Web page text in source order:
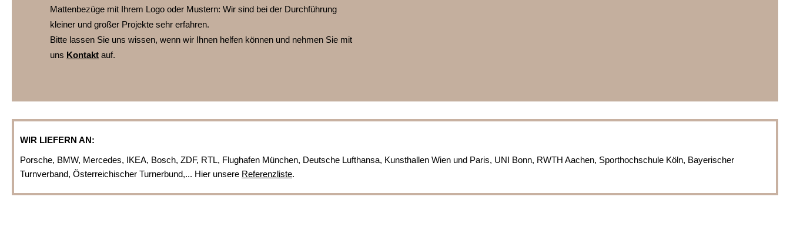
Mattenbezüge mit Ihrem Logo oder Mustern: Wir sind bei der Durchführung
kleiner und großer Projekte sehr erfahren.
Bitte lassen Sie uns wissen, wenn wir Ihnen helfen können und nehmen Sie mit
uns Kontakt auf.
WIR LIEFERN AN:
Porsche, BMW, Mercedes, IKEA, Bosch, ZDF, RTL, Flughafen München, Deutsche Lufthansa, Kunsthallen Wien und Paris, UNI Bonn, RWTH Aachen, Sporthochschule Köln, Bayerischer
Turnverband, Österreichischer Turnerbund,... Hier unsere Referenzliste.